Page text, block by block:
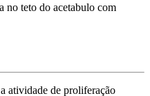
no teto do acetabulo com
atividade de proliferação